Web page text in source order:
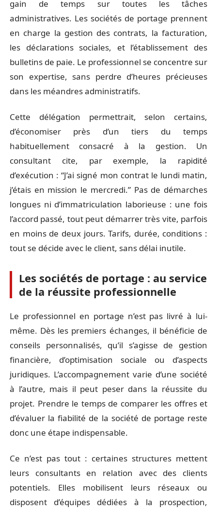
gain de temps sur toutes les tâches
administratives. Les sociétés de portage prennent
en charge la gestion des contrats, la facturation,
les déclarations sociales, et l’établissement des
bulletins de paie. Le professionnel se concentre sur
son expertise, sans perdre d’heures précieuses
dans les méandres administratifs.
Cette délégation permettrait, selon certains,
d’économiser près d’un tiers du temps
habituellement consacré à la gestion. Un
consultant cite, par exemple, la rapidité
d’exécution : “J’ai signé mon contrat le lundi matin,
j’étais en mission le mercredi.” Pas de démarches
longues ni d’immatriculation laborieuse : une fois
l’accord passé, tout peut démarrer très vite, parfois
en moins de deux jours. Tarifs, durée, conditions :
tout se décide avec le client, sans délai inutile.
Les sociétés de portage : au service
de la réussite professionnelle
Le professionnel en portage n’est pas livré à lui-
même. Dès les premiers échanges, il bénéficie de
conseils personnalisés, qu’il s’agisse de gestion
financière, d’optimisation sociale ou d’aspects
juridiques. L’accompagnement varie d’une société
à l’autre, mais il peut peser dans la réussite du
projet. Prendre le temps de comparer les offres et
d’évaluer la fiabilité de la société de portage reste
donc une étape indispensable.
Ce n’est pas tout : certaines structures mettent
leurs consultants en relation avec des clients
potentiels. Elles mobilisent leurs réseaux ou
disposent d’équipes dédiées à la prospection,